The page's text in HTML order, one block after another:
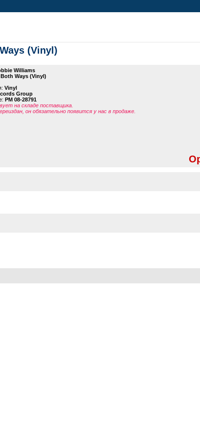
(Vinyl)
Williams
Ways (Vinyl)
Vinyl
Group
PM 08-28791
на складе поставщика.
он обязательно появится у нас в продаже.